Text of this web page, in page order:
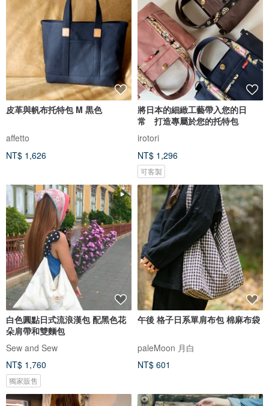
皮革與帆布托特包 M 黒色
affetto
NT$ 1,626
將日本的細緻工藝帶入您的日
常 打造專屬於您的托特包
irotori
NT$ 1,296
可客製
白色圓點日式流浪漢包 配黑色花
朵肩帶和雙麵包
Sew and Sew
NT$ 1,760
獨家販售
午後 格子日系單肩布包 棉麻布袋
paleMoon 月白
NT$ 601